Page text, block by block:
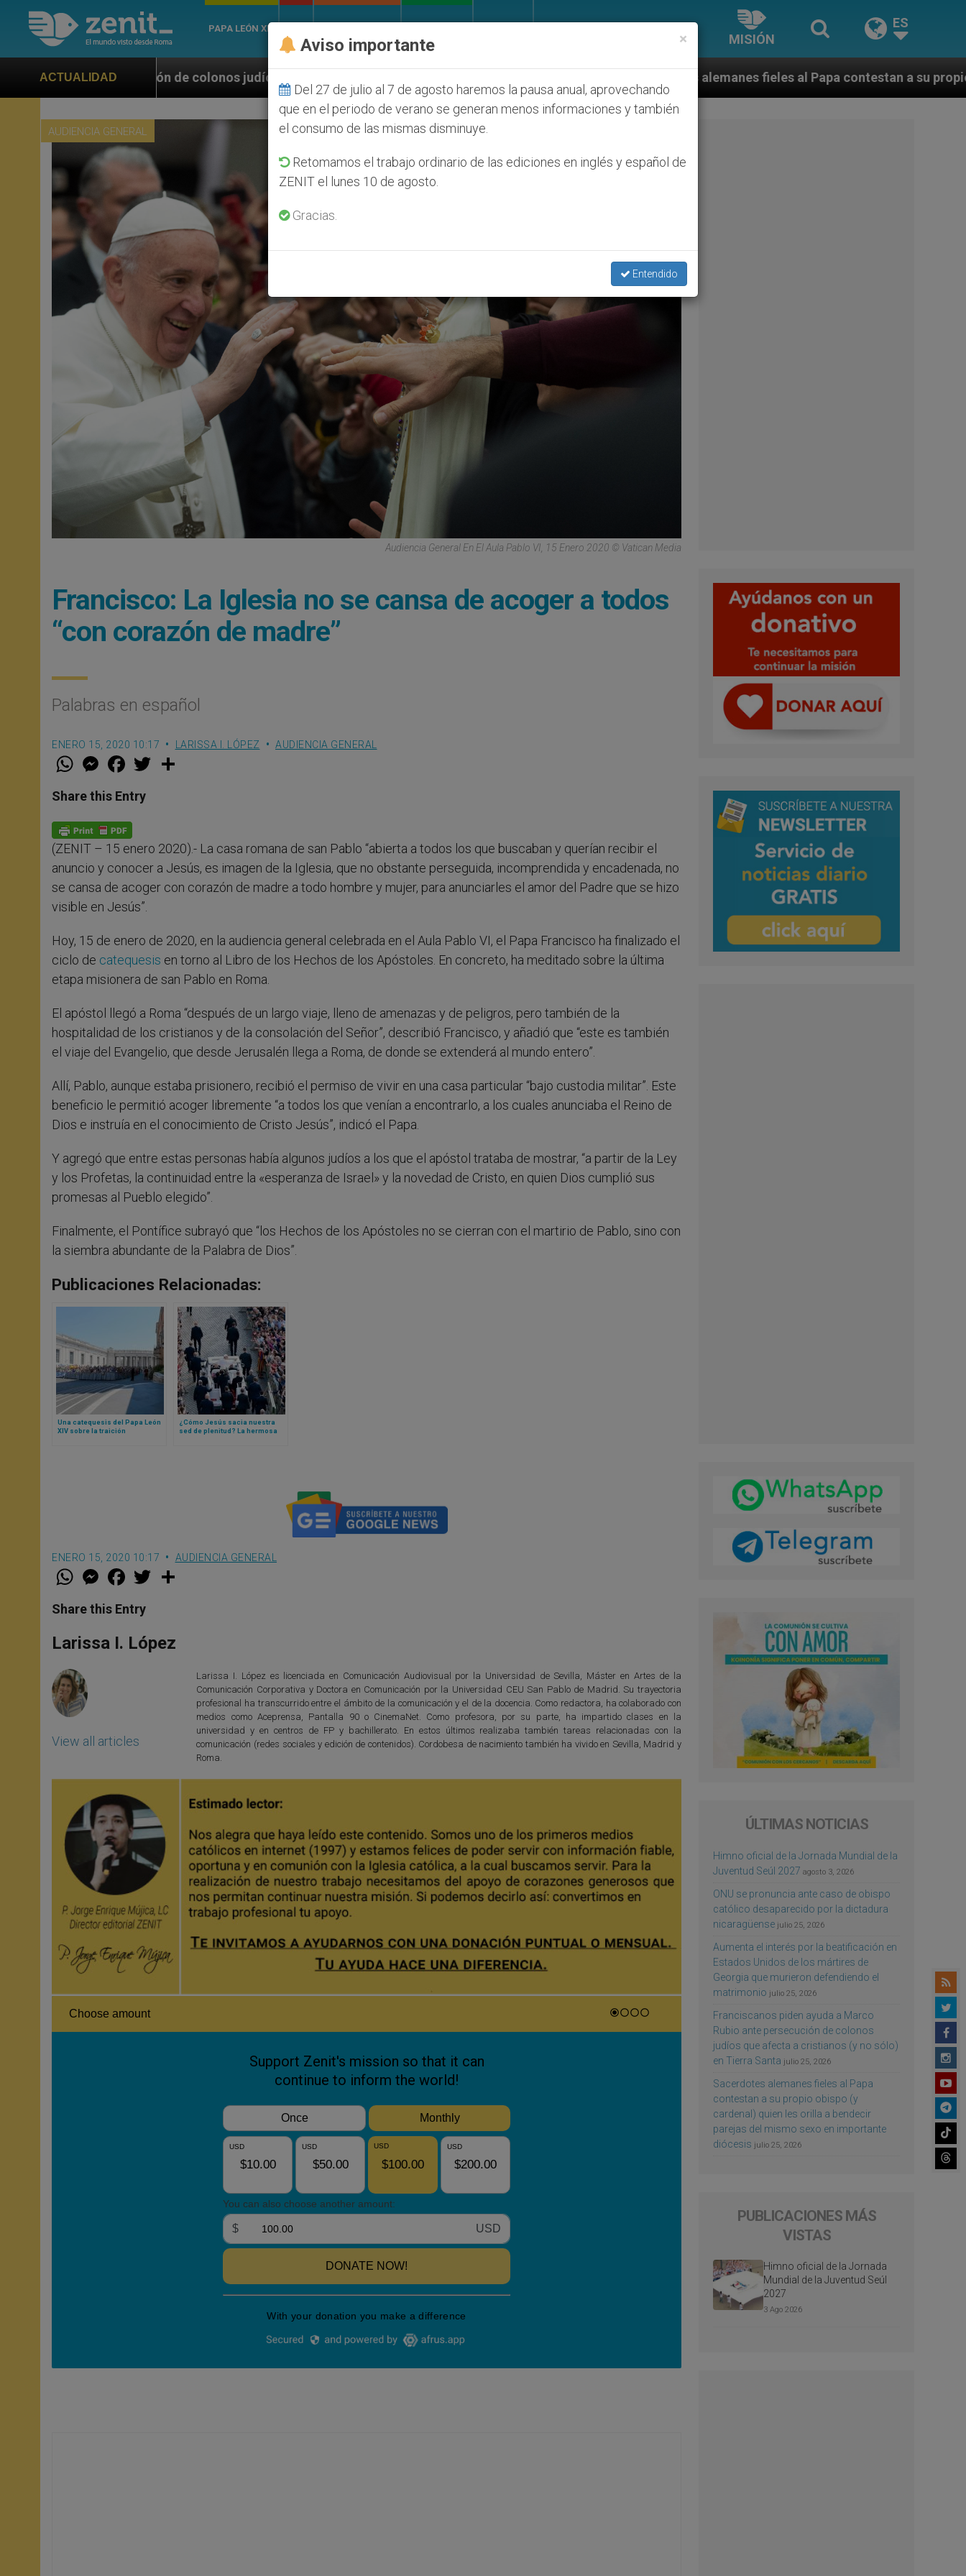
PAPA LEÓN XIV
MISIÓN
ES
ACTUALIDAD
de colonos judíos que afecta a cristianos (y no sólo) en Tierra Santa Sacerdotes alemanes fieles al Papa contestan a su propio obispo (y
AUDIENCIA GENERAL
Audiencia General En El Aula Pablo VI, 15 Enero 2020 © Vatican Media
Francisco: La Iglesia no se cansa de acoger a todos
“con corazón de madre”
Palabras en español
ENERO 15, 2020 10:17 LARISSA I. LÓPEZ AUDIENCIA GENERAL
W
t
s
p
p
M
e
s
e
g
e
F
a
e
b
o
k
w
Share this Entry
(ZENIT – 15 enero 2020).- La casa romana de san Pablo “abierta a todos los que buscaban y querían recibir el
anuncio y conocer a Jesús, es imagen de la Iglesia, que no obstante perseguida, incomprendida y encadenada, no
se cansa de acoger con corazón de madre a todo hombre y mujer, para anunciarles el amor del Padre que se hizo
visible en Jesús”.
Hoy, 15 de enero de 2020, en la audiencia general celebrada en el Aula Pablo VI, el Papa Francisco ha finalizado el
ciclo de catequesis en torno al Libro de los Hechos de los Apóstoles. En concreto, ha meditado sobre la última
etapa misionera de san Pablo en Roma.
El apóstol llegó a Roma “después de un largo viaje, lleno de amenazas y de peligros, pero también de la
hospitalidad de los cristianos y de la consolación del Señor”, describió Francisco, y añadió que “este es también
el viaje del Evangelio, que desde Jerusalén llega a Roma, de donde se extenderá al mundo entero”.
Allí, Pablo, aunque estaba prisionero, recibió el permiso de vivir en una casa particular “bajo custodia militar”. Este
beneficio le permitió acoger libremente “a todos los que venían a encontrarlo, a los cuales anunciaba el Reino de
Dios e instruía en el conocimiento de Cristo Jesús”, indicó el Papa.
Y agregó que entre estas personas había algunos judíos a los que el apóstol trataba de mostrar, “a partir de la Ley
y los Profetas, la continuidad entre la «esperanza de Israel» y la novedad de Cristo, en quien Dios cumplió sus
promesas al Pueblo elegido”.
Finalmente, el Pontífice subrayó que “los Hechos de los Apóstoles no se cierran con el martirio de Pablo, sino con
la siembra abundante de la Palabra de Dios”.
Publicaciones Relacionadas:
Una catequesis del Papa León
XIV sobre la traición
¿Cómo Jesús sacia nuestra
sed de plenitud? La hermosa
ENERO 15, 2020 10:17 AUDIENCIA GENERAL
W
t
s
p
p
M
e
s
e
g
e
F
a
e
b
o
k
w
r
Share this Entry
Larissa I. López
View all articles
Larissa I. López es licenciada en Comunicación Audiovisual por la Universidad de Sevilla, Máster en Artes de la
Comunicación Corporativa y Doctora en Comunicación por la Universidad CEU San Pablo de Madrid. Su trayectoria
profesional ha transcurrido entre el ámbito de la comunicación y el de la docencia. Como redactora, ha colaborado con
medios como Aceprensa, Pantalla 90 o CinemaNet. Como profesora, por su parte, ha impartido clases en la
universidad y en centros de FP y bachillerato. En estos últimos realizaba también tareas relacionadas con la
comunicación (redes sociales y edición de contenidos). Cordobesa de nacimiento también ha vivido en Sevilla, Madrid y
Roma.
ÚLTIMAS NOTICIAS
Himno oficial de la Jornada Mundial de la
Juventud Seúl 2027 agosto 3, 2026
ONU se pronuncia ante caso de obispo
católico desaparecido por la dictadura
nicaragüense julio 25, 2026
Aumenta el interés por la beatificación en
Estados Unidos de los mártires de
Georgia que murieron defendiendo el
matrimonio julio 25, 2026
Franciscanos piden ayuda a Marco
Rubio ante persecución de colonos
judíos que afecta a cristianos (y no sólo)
en Tierra Santa julio 25, 2026
Sacerdotes alemanes fieles al Papa
contestan a su propio obispo (y
cardenal) quien les orilla a bendecir
parejas del mismo sexo en importante
diócesis julio 25, 2026
PUBLICACIONES MÁS
VISTAS
Himno oficial de la Jornada
Mundial de la Juventud Seúl
2027
3 Ago 2026
×
Aviso importante
Del 27 de julio al 7 de agosto haremos la pausa anual, aprovechando
que en el periodo de verano se generan menos informaciones y también
el consumo de las mismas disminuye.
Retomamos el trabajo ordinario de las ediciones en inglés y español de
ZENIT el lunes 10 de agosto.
Gracias.
Entendido